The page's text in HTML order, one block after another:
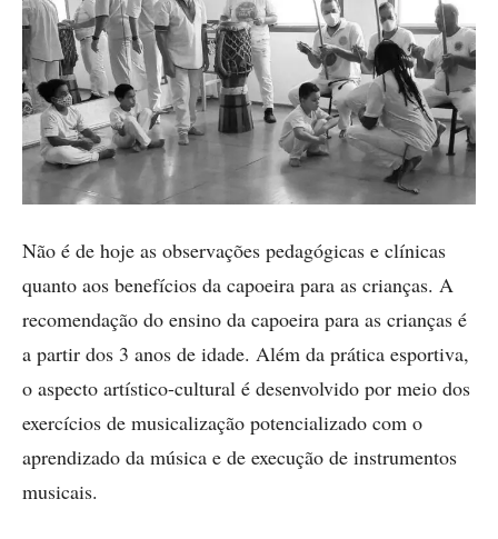
Não é de hoje as observações pedagógicas e clínicas
quanto aos benefícios da capoeira para as crianças. A
recomendação do ensino da capoeira para as crianças é
a partir dos 3 anos de idade. Além da prática esportiva,
o aspecto artístico-cultural é desenvolvido por meio dos
exercícios de musicalização potencializado com o
aprendizado da música e de execução de instrumentos
musicais.